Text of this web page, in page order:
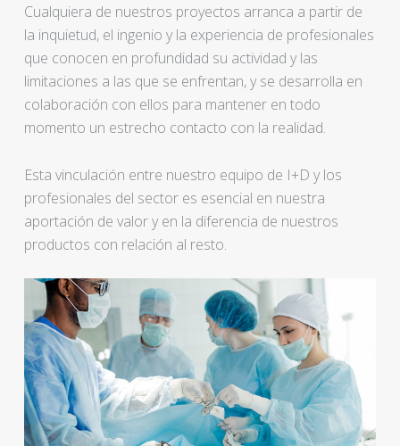
Cualquiera de nuestros proyectos arranca a partir de
la inquietud, el ingenio y la experiencia de profesionales
que conocen en profundidad su actividad y las
limitaciones a las que se enfrentan, y se desarrolla en
colaboración con ellos para mantener en todo
momento un estrecho contacto con la realidad.
Esta vinculación entre nuestro equipo de I+D y los
profesionales del sector es esencial en nuestra
aportación de valor y en la diferencia de nuestros
productos con relación al resto.